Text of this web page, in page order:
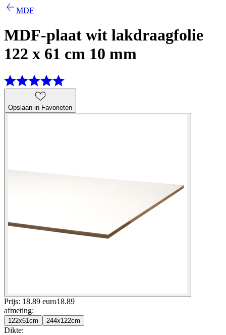
MDF
MDF-plaat wit lakdraagfolie
122 x 61 cm 10 mm
Opslaan in Favorieten
Prijs: 18.89 euro18.89
afmeting:
122x61cm 244x122cm
Dikte: